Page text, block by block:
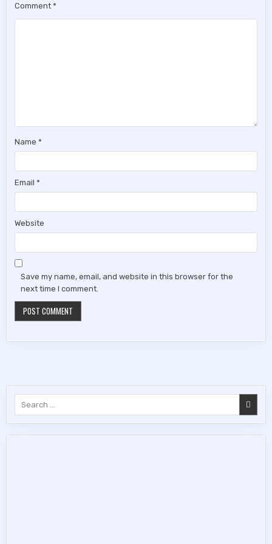
Comment*
Name*
Email*
Website
Save my name, email, and website in this browser for the
next time I comment.